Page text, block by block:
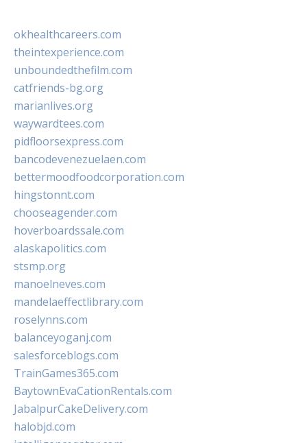
okhealthcareers.com
theintexperience.com
unboundedthefilm.com
catfriends-bg.org
marianlives.org
waywardtees.com
pidfloorsexpress.com
bancodevenezuelaen.com
bettermoodfoodcorporation.com
hingstonnt.com
chooseagender.com
hoverboardssale.com
alaskapolitics.com
stsmp.org
manoelneves.com
mandelaeffectlibrary.com
roselynns.com
balanceyoganj.com
salesforceblogs.com
TrainGames365.com
BaytownEvaCationRentals.com
JabalpurCakeDelivery.com
halobjd.com